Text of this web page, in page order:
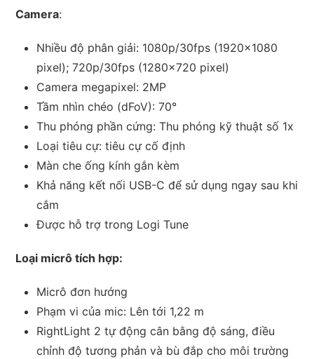
Camera:
Nhiều độ phân giải: 1080p/30fps (1920×1080
pixel); 720p/30fps (1280×720 pixel)
Camera megapixel: 2MP
Tầm nhìn chéo (dFoV): 70°
Thu phóng phần cứng: Thu phóng kỹ thuật số 1x
Loại tiêu cự: tiêu cự cố định
Màn che ống kính gắn kèm
Khả năng kết nối USB-C để sử dụng ngay sau khi
cắm
Được hỗ trợ trong Logi Tune
Loại micrô tích hợp:
Micrô đơn hướng
Phạm vi của mic: Lên tới 1,22 m
RightLight 2 tự động cân bằng độ sáng, điều
chỉnh độ tương phản và bù đắp cho môi trường